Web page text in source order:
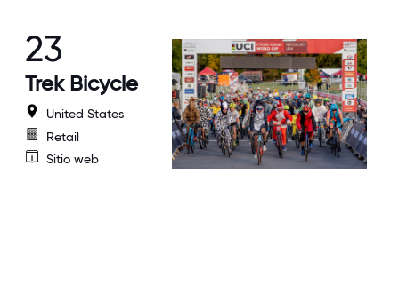
23
Trek Bicycle
United States
Retail
Sitio web